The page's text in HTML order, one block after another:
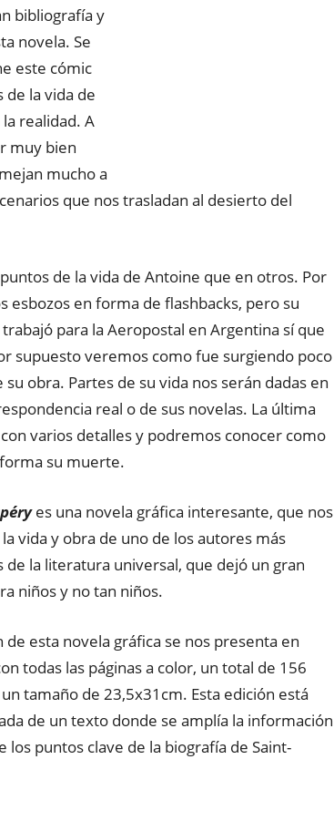
bibliografía y
novela. Se
este cómic
de la vida de
realidad. A
muy bien
mucho a
que nos trasladan al desierto del
de la vida de Antoine que en otros. Por
esbozos en forma de flashbacks, pero su
para la Aeropostal en Argentina sí que
supuesto veremos como fue surgiendo poco
su obra. Partes de su vida nos serán dadas en
real o de sus novelas. La última
varios detalles y podremos conocer como
su muerte.
es una novela gráfica interesante, que nos
vida y obra de uno de los autores más
de la literatura universal, que dejó un gran
niños y no tan niños.
de esta novela gráfica se nos presenta en
todas las páginas a color, un total de 156
tamaño de 23,5x31cm. Esta edición está
de un texto donde se amplía la información
puntos clave de la biografía de Saint-